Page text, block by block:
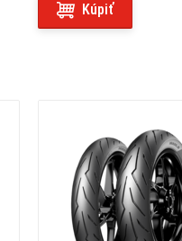
Kúpiť